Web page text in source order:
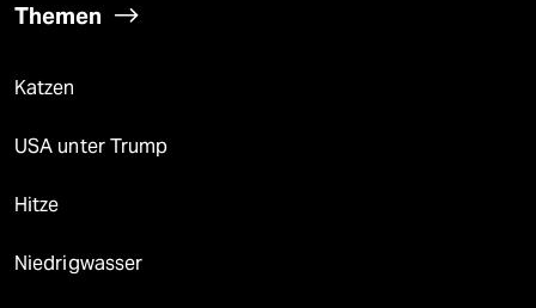
Themen
Katzen
USA unter Trump
Hitze
Niedrigwasser